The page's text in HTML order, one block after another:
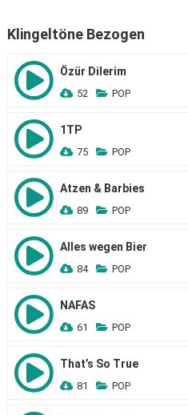
Klingeltöne Bezogen
Özür Dilerim
52 POP
1TP
75 POP
Atzen & Barbies
89 POP
Alles wegen Bier
84 POP
NAFAS
61 POP
That’s So True
81 POP